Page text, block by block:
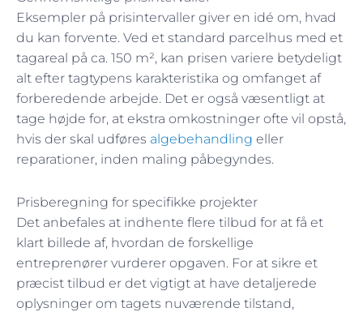
Eksempler på prisintervaller giver en idé om, hvad
du kan forvente. Ved et standard parcelhus med et
tagareal på ca. 150 m², kan prisen variere betydeligt
alt efter tagtypens karakteristika og omfanget af
forberedende arbejde. Det er også væsentligt at
tage højde for, at ekstra omkostninger ofte vil opstå,
hvis der skal udføres algebehandling eller
reparationer, inden maling påbegyndes.
Prisberegning for specifikke projekter
Det anbefales at indhente flere tilbud for at få et
klart billede af, hvordan de forskellige
entreprenører vurderer opgaven. For at sikre et
præcist tilbud er det vigtigt at have detaljerede
oplysninger om tagets nuværende tilstand,